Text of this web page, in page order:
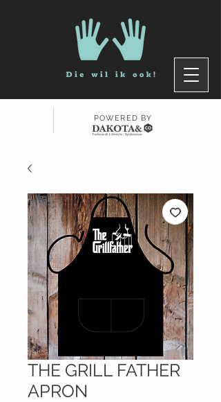
POWERED BY
THE GRILL FATHER
APRON